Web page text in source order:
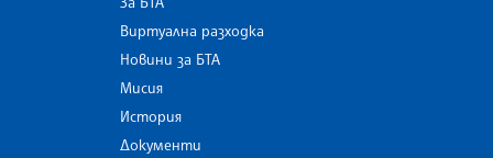
Виртуална разходка
Новини за БТА
Мисия
История
Документи